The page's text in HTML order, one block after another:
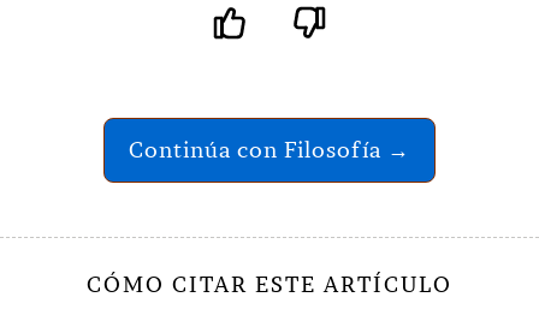
Continúa con Filosofía →
CÓMO CITAR ESTE ARTÍCULO